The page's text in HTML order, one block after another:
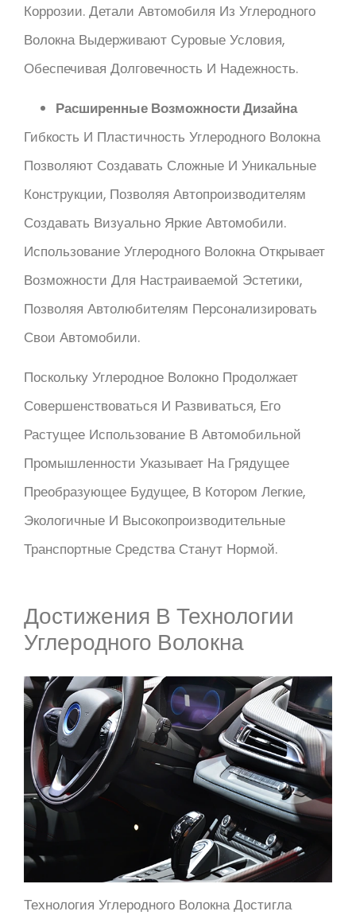
Коррозии. Детали Автомобиля Из Углеродного
Волокна Выдерживают Суровые Условия,
Обеспечивая Долговечность И Надежность.
Расширенные Возможности Дизайна
Гибкость И Пластичность Углеродного Волокна
Позволяют Создавать Сложные И Уникальные
Конструкции, Позволяя Автопроизводителям
Создавать Визуально Яркие Автомобили.
Использование Углеродного Волокна Открывает
Возможности Для Настраиваемой Эстетики,
Позволяя Автолюбителям Персонализировать
Свои Автомобили.
Поскольку Углеродное Волокно Продолжает
Совершенствоваться И Развиваться, Его
Растущее Использование В Автомобильной
Промышленности Указывает На Грядущее
Преобразующее Будущее, В Котором Легкие,
Экологичные И Высокопроизводительные
Транспортные Средства Станут Нормой.
Достижения В Технологии
Углеродного Волокна
Технология Углеродного Волокна Достигла